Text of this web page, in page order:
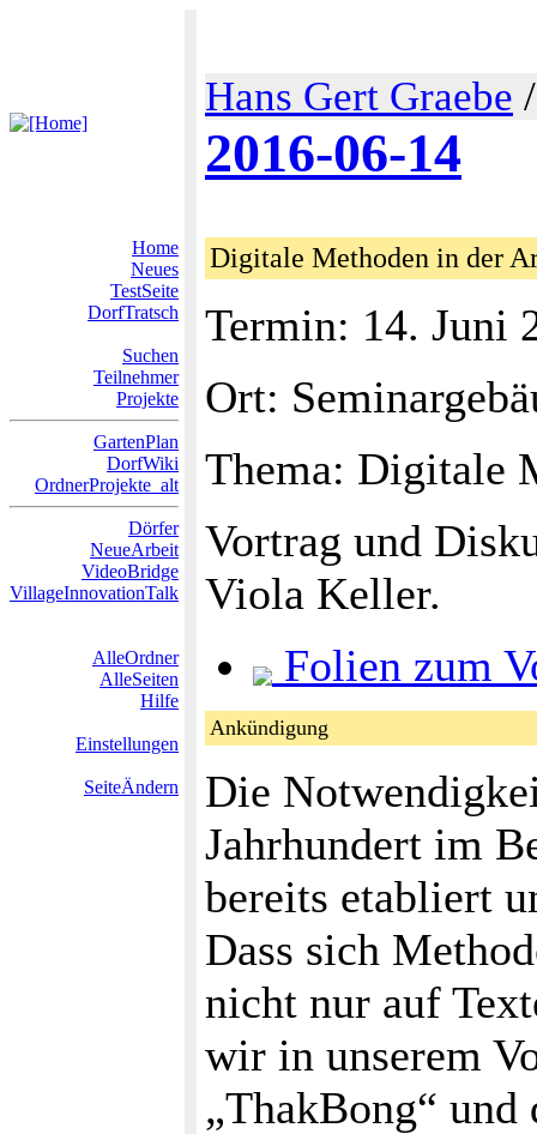
Hans Gert Graebe
2016-06-14
Home
Neues
TestSeite
DorfTratsch
Suchen
Teilnehmer
Projekte
GartenPlan
DorfWiki
OrdnerProjekte_alt
Dörfer
NeueArbeit
VideoBridge
VillageInnovationTalk
AlleOrdner
AlleSeiten
Hilfe
Einstellungen
SeiteÄndern
Digitale Methoden in der
Termin: 14. Juni
Ort:
Thema: Digitale
Vortrag und
Viola Keller.
Folien zum
Ankündigung
Die
Jahrhundert im
bereits etabliert
Dass sich
nicht nur auf
wir in unserem
„ThakBong“ und